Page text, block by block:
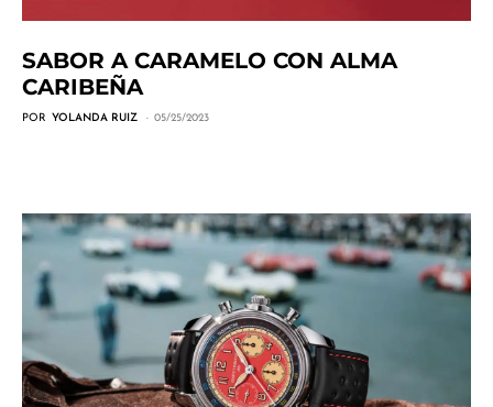
SABOR A CARAMELO CON ALMA
CARIBEÑA
POR YOLANDA RUIZ 05/25/2023